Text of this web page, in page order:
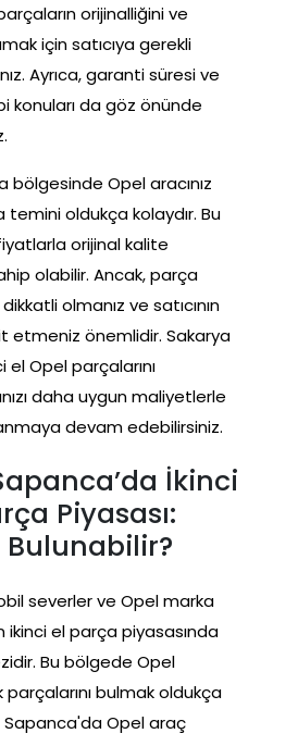
orijinalliğini ve
için satıcıya gerekli
Ayrıca, garanti süresi ve
konuları da göz önünde
bölgesinde Opel aracınız
temini oldukça kolaydır. Bu
orijinal kalite
olabilir. Ancak, parça
olmanız ve satıcının
etmeniz önemlidir. Sakarya
Opel parçalarını
daha uygun maliyetlerle
devam edebilirsiniz.
İkinci
Piyasası:
Bulunabilir?
severler ve Opel marka
ikinci el parça piyasasında
Bu bölgede Opel
parçalarını bulmak oldukça
Sapanca'da Opel araç